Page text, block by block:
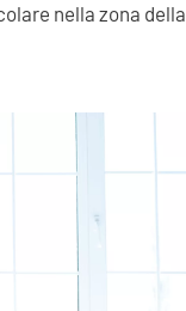
nella zona della